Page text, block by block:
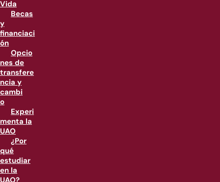
Vida
Becas
y
financiaci
ón
Opcio
nes de
transfere
ncia y
cambi
o
Experi
menta la
UAO
¿Por
qué
estudiar
en la
UAO?